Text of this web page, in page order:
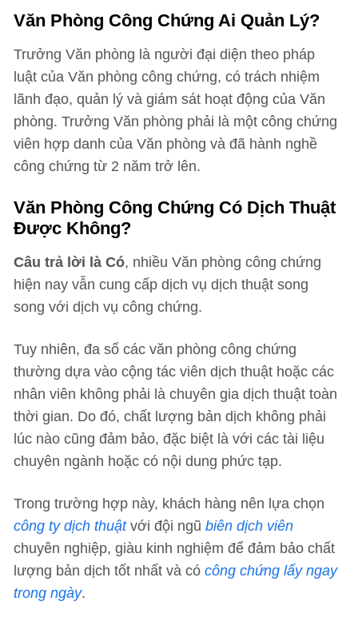
Văn Phòng Công Chứng Ai Quản Lý?
Trưởng Văn phòng là người đại diện theo pháp
luật của Văn phòng công chứng, có trách nhiệm
lãnh đạo, quản lý và giám sát hoạt động của Văn
phòng. Trưởng Văn phòng phải là một công chứng
viên hợp danh của Văn phòng và đã hành nghề
công chứng từ 2 năm trở lên.
Văn Phòng Công Chứng Có Dịch Thuật
Được Không?
Câu trả lời là Có, nhiều Văn phòng công chứng
hiện nay vẫn cung cấp dịch vụ dịch thuật song
song với dịch vụ công chứng.
Tuy nhiên, đa số các văn phòng công chứng
thường dựa vào cộng tác viên dịch thuật hoặc các
nhân viên không phải là chuyên gia dịch thuật toàn
thời gian. Do đó, chất lượng bản dịch không phải
lúc nào cũng đảm bảo, đặc biệt là với các tài liệu
chuyên ngành hoặc có nội dung phức tạp.
Trong trường hợp này, khách hàng nên lựa chọn
công ty dịch thuậtvới đội ngũ biên dịch viên
chuyên nghiệp, giàu kinh nghiệm để đảm bảo chất
lượng bản dịch tốt nhất và có công chứng lấy ngay
trong ngày.